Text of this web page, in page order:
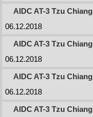
AIDC AT-3 Tzu Chiang
06.12.2018
AIDC AT-3 Tzu Chiang
06.12.2018
AIDC AT-3 Tzu Chiang
06.12.2018
AIDC AT-3 Tzu Chiang